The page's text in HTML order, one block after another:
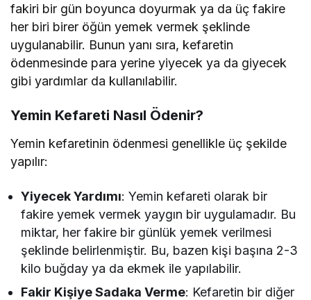
fakiri bir gün boyunca doyurmak ya da üç fakire
her biri birer öğün yemek vermek şeklinde
uygulanabilir. Bunun yanı sıra, kefaretin
ödenmesinde para yerine yiyecek ya da giyecek
gibi yardımlar da kullanılabilir.
Yemin Kefareti Nasıl Ödenir?
Yemin kefaretinin ödenmesi genellikle üç şekilde
yapılır:
Yiyecek Yardımı: Yemin kefareti olarak bir
fakire yemek vermek yaygın bir uygulamadır. Bu
miktar, her fakire bir günlük yemek verilmesi
şeklinde belirlenmiştir. Bu, bazen kişi başına 2-3
kilo buğday ya da ekmek ile yapılabilir.
Fakir Kişiye Sadaka Verme: Kefaretin bir diğer